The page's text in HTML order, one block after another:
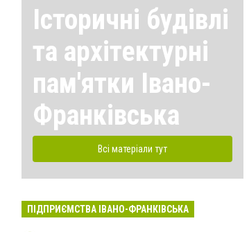
Історичні будівлі
та архітектурні
пам'ятки Івано-
Франківська
Всі матеріали тут
ПІДПРИЄМСТВА ІВАНО-ФРАНКІВСЬКА